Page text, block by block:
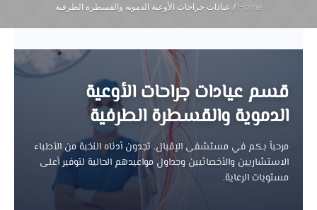
Home
/ عيادات جراحات الأوعية الدموية والقسطرة الطرفية
قسم عيادات جراحات الأوعية
الدموية والقسطرة الطرفية
مرحباً بكم في مستشفى الإقبال. تجدون أدناه النخبة من الأطباء
الاستشاريين والأخصائيين وجداول مواعيدهم الحالية لتوفير أعلى
مستويات الرعاية.